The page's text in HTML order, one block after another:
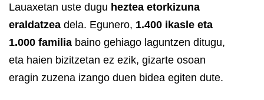
Lauaxetan uste dugu heztea etorkizuna
eraldatzea dela. Egunero, 1.400 ikasle eta
1.000 familia baino gehiago laguntzen ditugu,
eta haien bizitzetan ez ezik, gizarte osoan
eragin zuzena izango duen bidea egiten dute.